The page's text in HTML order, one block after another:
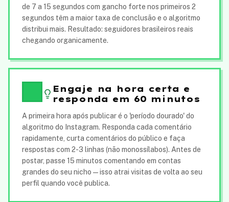
de 7 a 15 segundos com gancho forte nos primeiros 2
segundos têm a maior taxa de conclusão e o algoritmo
distribui mais. Resultado: seguidores brasileiros reais
chegando organicamente.
Engaje na hora certa e
responda em 60 minutos
A primeira hora após publicar é o 'período dourado' do
algoritmo do Instagram. Responda cada comentário
rapidamente, curta comentários do público e faça
respostas com 2-3 linhas (não monossílabos). Antes de
postar, passe 15 minutos comentando em contas
grandes do seu nicho — isso atrai visitas de volta ao seu
perfil quando você publica.